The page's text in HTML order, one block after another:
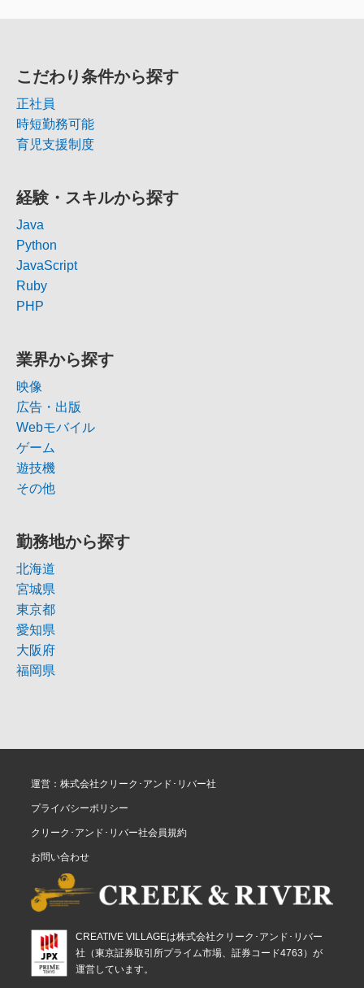
こだわり条件から探す
正社員
時短勤務可能
育児支援制度
経験・スキルから探す
Java
Python
JavaScript
Ruby
PHP
業界から探す
映像
広告・出版
Webモバイル
ゲーム
遊技機
その他
勤務地から探す
北海道
宮城県
東京都
愛知県
大阪府
福岡県
運営：株式会社クリーク･アンド･リバー社
プライバシーポリシー
クリーク･アンド･リバー社会員規約
お問い合わせ
CREATIVE VILLAGEは株式会社クリーク･アンド･リバー
社（東京証券取引所プライム市場、証券コード4763）が
運営しています。